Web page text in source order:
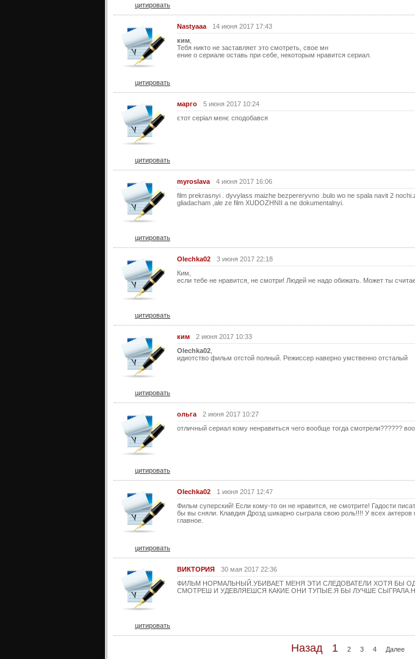
цитировать
Nastyaaa
14 июня 2017 17:43
ким
Тебя никто не заставляет это смотреть, свое мн
ение о сериале оставь при себе, некоторым нравится сериал.
цитировать
марго
5 июня 2017 10:24
єтот серіал менє сподобався
цитировать
myroslava
4 июня 2017 16:06
film prekrasnyi . dyvylass maizhe bezpereryvno .bulo wo ne spala navit 2
gliadacham ,ale ze film XUDOZHNII a ne dokumentalnyi.
цитировать
Olechka02
3 июня 2017 22:18
Ким,
если тебе не нравится, не смотри! Людей не надо обижать. Может ты
цитировать
ким
2 июня 2017 10:33
Olechka02
идиотство фильм отстой полный. Режиссер наверно умственно отсталый
цитировать
ольга
2 июня 2017 10:27
отличный сериал кому ненравиться чего вообще тогда смотрели??????
цитировать
Olechka02
1 июня 2017 12:47
Фильм суперский! Если кому-то он не нравится, не смотрите! Гадости
бы вы сняли. Клавдия Дрозд шикарно сыграла свою роль!!!! У всех актеров
главное.
цитировать
ВИКТОРИЯ
30 мая 2017 22:36
ФИЛЬМ НОРМАЛЬНЫЙ.УБИВАЕТ МЕНЯ ЭТИ СЛЕДОВАТЕЛИ ХОТЯ БЫ
СМОТРЕШ И УДЕВЛЯЕШСЯ КАКИЕ ОНИ ТУПЫЕ.Я БЫ ЛУЧШЕ
цитировать
Назад 1 2 3 4 Далее